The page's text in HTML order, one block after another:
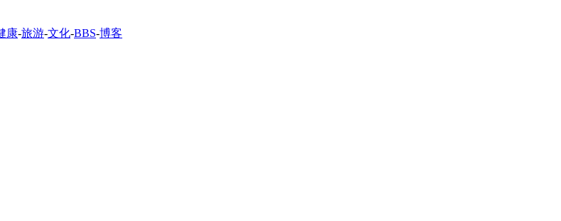
康-旅游-文化-BBS-博客